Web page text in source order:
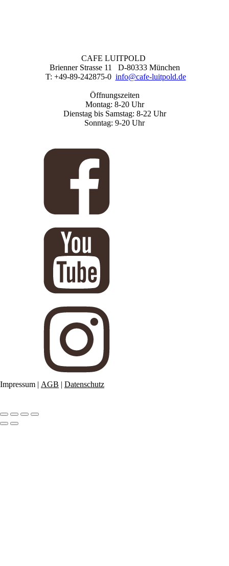
CAFE LUITPOLD
Brienner Strasse 11 D-80333 München
T: +49-89-242875-0 info@cafe-luitpold.de
Öffnungszeiten
Montag: 8-20 Uhr
Dienstag bis Samstag: 8-22 Uhr
Sonntag: 9-20 Uhr
Impressum | AGB | Datenschutz